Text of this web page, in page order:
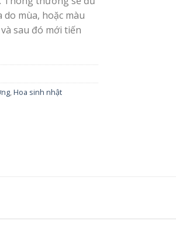
mùa, hoặc màu
sau đó mới tiến
,Hoa sinh nhật